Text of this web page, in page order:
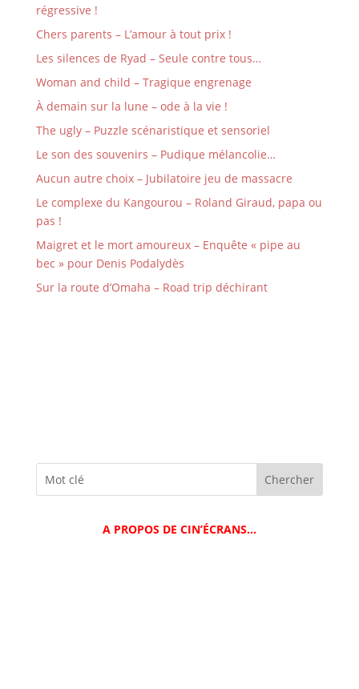
régressive !
Chers parents – L’amour à tout prix !
Les silences de Ryad – Seule contre tous…
Woman and child – Tragique engrenage
À demain sur la lune – ode à la vie !
The ugly – Puzzle scénaristique et sensoriel
Le son des souvenirs – Pudique mélancolie…
Aucun autre choix – Jubilatoire jeu de massacre
Le complexe du Kangourou – Roland Giraud, papa ou
pas !
Maigret et le mort amoureux – Enquête « pipe au
bec » pour Denis Podalydès
Sur la route d’Omaha – Road trip déchirant
A PROPOS DE CIN’ÉCRANS…